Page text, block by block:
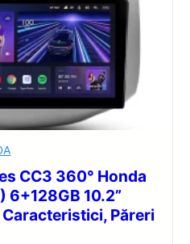
CC3 360° Honda
10.2”
Păreri